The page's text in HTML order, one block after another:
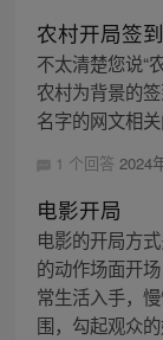
农村开局签到
不太清楚您说“
农村为背景的
名字的网文相
1 个回答 2024
电影开局
电影的开局方
的动作场面开
常生活入手，
围，勾起观众